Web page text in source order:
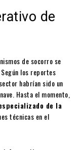
de
de socorro se
los reportes
habrían sido un
Hasta el momento,
de la
técnicas en el